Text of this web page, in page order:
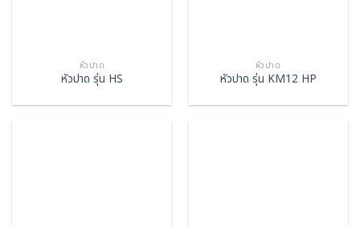
หัวปาด
หัวปาด รุ่น HS
หัวปาด
หัวปาด รุ่น KM12 HP